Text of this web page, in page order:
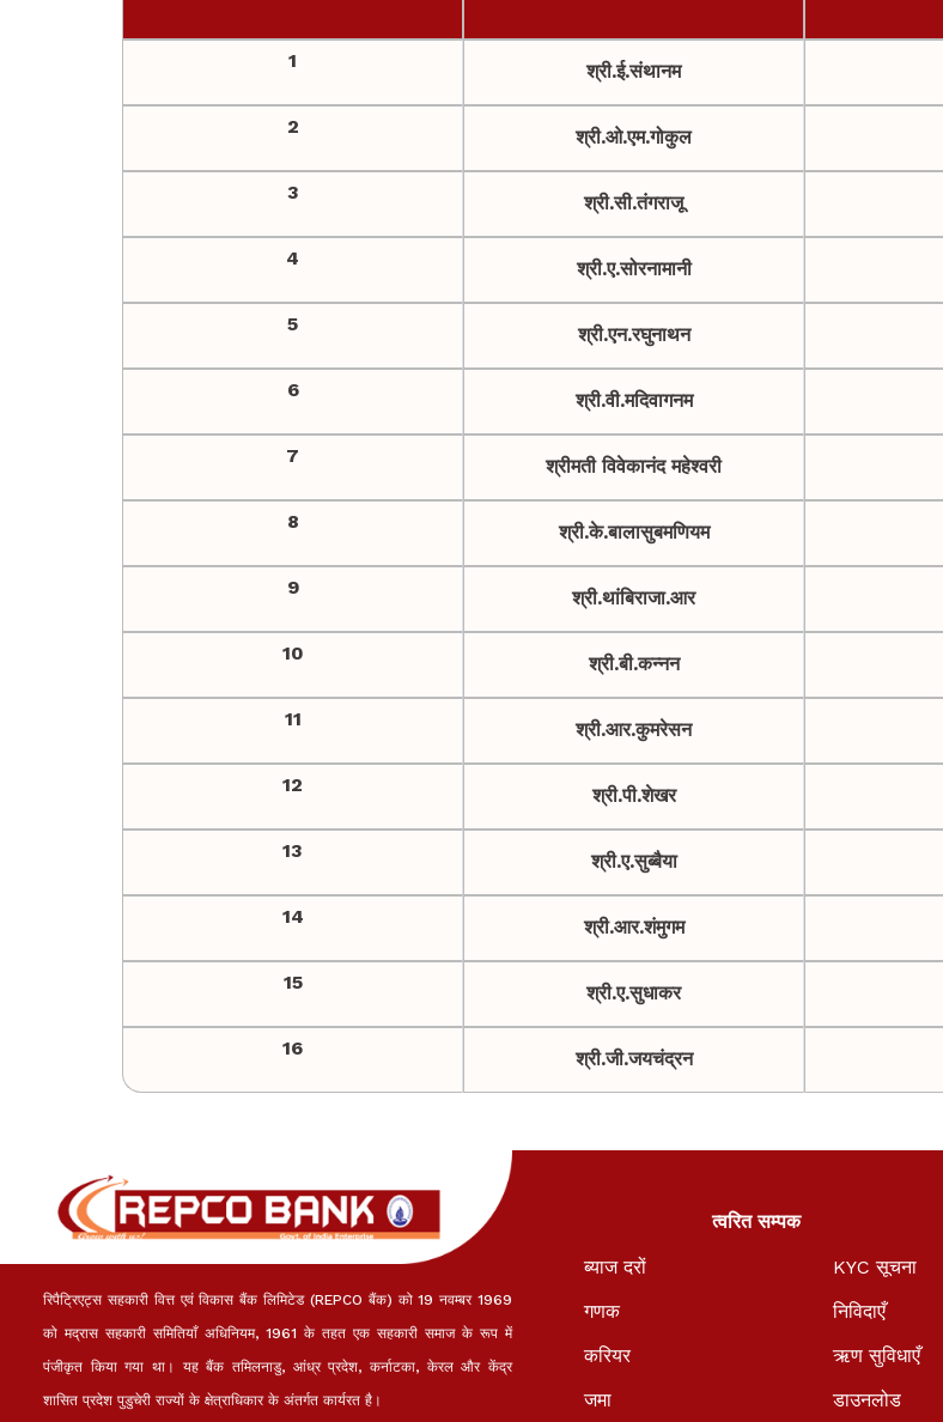
1 श्री.ई.संथानम
2 श्री.ओ.एम.गोकुल
3 श्री.सी.तंगराजू
4 श्री.ए.सोरनामानी
5 श्री.एन.रघुनाथन
6 श्री.वी.मदिवागनम
7 श्रीमती विवेकानंद महेश्वरी
8 श्री.के.बालासुबमणियम
9 श्री.थांबिराजा.आर
10 श्री.बी.कन्नन
11 श्री.आर.कुमरेसन
12 श्री.पी.शेखर
13 श्री.ए.सुब्बैया
14 श्री.आर.शंमुगम
15 श्री.ए.सुधाकर
16 श्री.जी.जयचंद्रन
रिपैट्रिएट्स सहकारी वित्त एवं विकास बैंक लिमिटेड (REPCO बैंक) को 19 नवम्बर 1969
को मद्रास सहकारी समितियाँ अधिनियम, 1961 के तहत एक सहकारी समाज के रूप में
पंजीकृत किया गया था। यह बैंक तमिलनाडु, आंध्र प्रदेश, कर्नाटका, केरल और केंद्र
शासित प्रदेश पुडुचेरी राज्यों के क्षेत्राधिकार के अंतर्गत कार्यरत है।
त्वरित सम्पक
ब्याज दरों
गणक
करियर
जमा
KYC सूचना
निविदाएँ
ऋण सुविधाएँ
डाउनलोड